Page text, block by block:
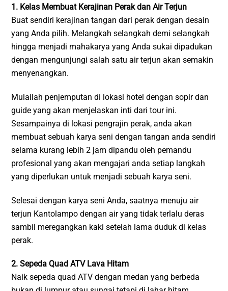
1. Kelas Membuat Kerajinan Perak dan Air Terjun
Buat sendiri kerajinan tangan dari perak dengan desain
yang Anda pilih. Melangkah selangkah demi selangkah
hingga menjadi mahakarya yang Anda sukai dipadukan
dengan mengunjungi salah satu air terjun akan semakin
menyenangkan.
Mulailah penjemputan di lokasi hotel dengan sopir dan
guide yang akan menjelaskan inti dari tour ini.
Sesampainya di lokasi pengrajin perak, anda akan
membuat sebuah karya seni dengan tangan anda sendiri
selama kurang lebih 2 jam dipandu oleh pemandu
profesional yang akan mengajari anda setiap langkah
yang diperlukan untuk menjadi sebuah karya seni.
Selesai dengan karya seni Anda, saatnya menuju air
terjun Kantolampo dengan air yang tidak terlalu deras
sambil meregangkan kaki setelah lama duduk di kelas
perak.
2. Sepeda Quad ATV Lava Hitam
Naik sepeda quad ATV dengan medan yang berbeda